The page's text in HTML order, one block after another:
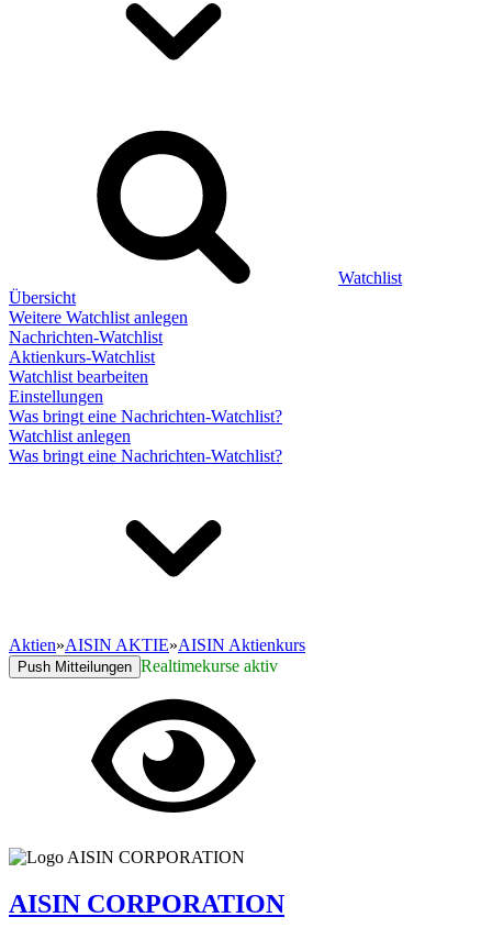
Watchlist
Übersicht
Weitere Watchlist anlegen
Nachrichten-Watchlist
Aktienkurs-Watchlist
Watchlist bearbeiten
Einstellungen
Was bringt eine Nachrichten-Watchlist?
Watchlist anlegen
Was bringt eine Nachrichten-Watchlist?
Aktien»AISIN AKTIE»AISIN Aktienkurs
Push Mitteilungen Realtimekurse aktiv
AISIN CORPORATION